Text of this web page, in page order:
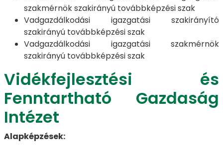
szakmérnök szakirányú továbbképzési szak
Vadgazdálkodási igazgatási szakirányító
szakirányú továbbképzési szak
Vadgazdálkodási igazgatási szakmérnök
szakirányú továbbképzési szak
Vidékfejlesztési és
Fenntartható Gazdaság
Intézet
Alapképzések: